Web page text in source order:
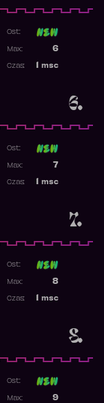
6.
Ost:
6
Max:
msc
Czas:
7.
Ost:
7
Max:
msc
Czas:
8.
Ost:
8
Max:
msc
Czas:
Ost:
9
Max: